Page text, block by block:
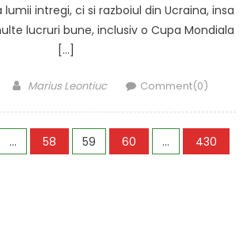
intregi, ci si razboiul din Ucraina, insa
lucruri bune, inclusiv o Cupa Mondiala
[…]
Author
Marius Leontiuc Comment(0)
… 58 59 60 …
430